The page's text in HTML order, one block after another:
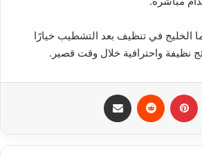
الخليج في تنظيف بعد التشطيب خيارًا
نظيفة واحترافية خلال وقت قصير.
بينتيريست